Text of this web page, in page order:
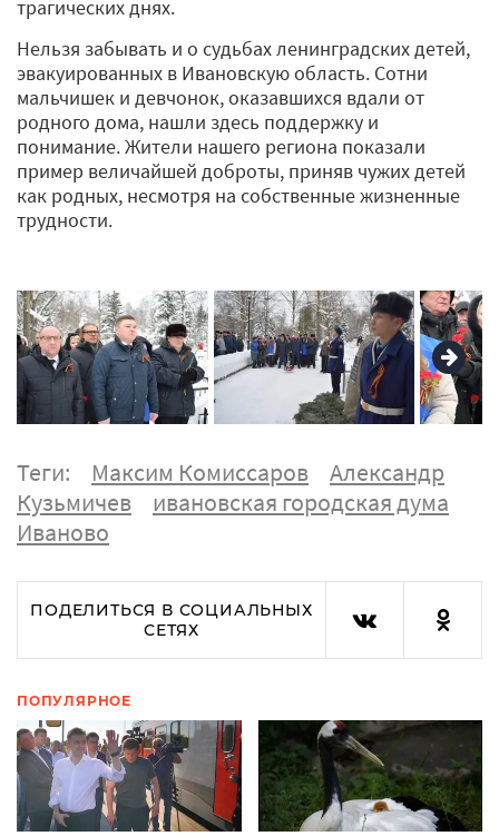
трагических днях.
Нельзя забывать и о судьбах ленинградских детей,
эвакуированных в Ивановскую область. Сотни
мальчишек и девчонок, оказавшихся вдали от
родного дома, нашли здесь поддержку и
понимание. Жители нашего региона показали
пример величайшей доброты, приняв чужих детей
как родных, несмотря на собственные жизненные
трудности.
Теги: Максим Комиссаров
Александр
Кузьмичев
ивановская городская дума
Иваново
ПОДЕЛИТЬСЯ В СОЦИАЛЬНЫХ
СЕТЯХ
ПОПУЛЯРНОЕ